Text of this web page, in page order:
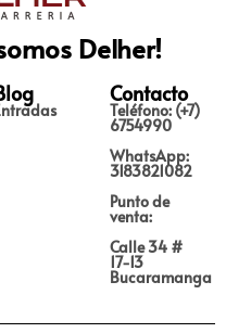
Delher!
Contacto
Teléfono: (+7)
6754990
WhatsApp:
3183821082
Punto de
venta:
Calle 34 #
17-13
Bucaramanga